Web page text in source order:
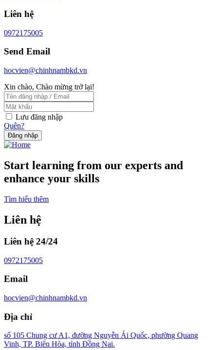
Liên hệ
0972175005
Send Email
hocvien@chinhnambkd.vn
Xin chào, Chào mừng trở lại!
Lưu đăng nhập
Quên?
Đăng nhập
Start learning from our experts and
enhance your skills
Tìm hiểu thêm
Liên hệ
Liên hệ 24/24
0972175005
Email
hocvien@chinhnambkd.vn
Địa chỉ
số 105 Chung cư A1, đường Nguyễn Ái Quốc, phường Quang
Vinh, TP. Biên Hòa, tỉnh Đồng Nai.